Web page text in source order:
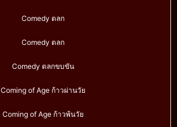
Comedy ตลก
Comedy ตลก
Comedy ตลกขบขัน
Coming of Age ก้าวผ่านวัย
Coming of Age ก้าวพ้นวัย